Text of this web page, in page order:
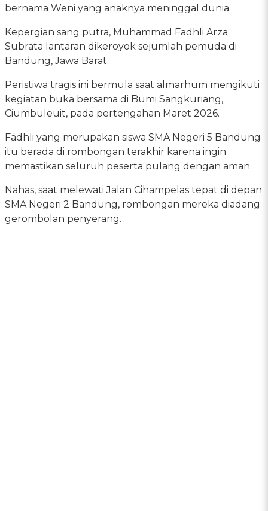
bernama Weni yang anaknya meninggal dunia.
Kepergian sang putra, Muhammad Fadhli Arza
Subrata lantaran dikeroyok sejumlah pemuda di
Bandung, Jawa Barat.
Peristiwa tragis ini bermula saat almarhum mengikuti
kegiatan buka bersama di Bumi Sangkuriang,
Ciumbuleuit, pada pertengahan Maret 2026.
Fadhli yang merupakan siswa SMA Negeri 5 Bandung
itu berada di rombongan terakhir karena ingin
memastikan seluruh peserta pulang dengan aman.
Nahas, saat melewati Jalan Cihampelas tepat di depan
SMA Negeri 2 Bandung, rombongan mereka diadang
gerombolan penyerang.